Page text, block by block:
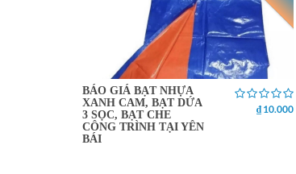
BÁO GIÁ BẠT NHỰA
XANH CAM, BẠT DỨA
3 SỌC, BẠT CHE
CÔNG TRÌNH TẠI YÊN
BÁI
₫ 10.000